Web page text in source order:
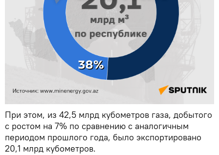
При этом, из 42,5 млрд кубометров газа, добытого
с ростом на 7% по сравнению с аналогичным
периодом прошлого года, было экспортировано
20,1 млрд кубометров.